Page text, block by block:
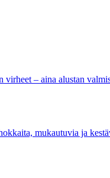
– aina alustan
mukautuvia ja